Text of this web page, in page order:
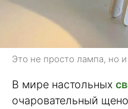
Это не просто лампа, но
В мире настольных
очаровательный